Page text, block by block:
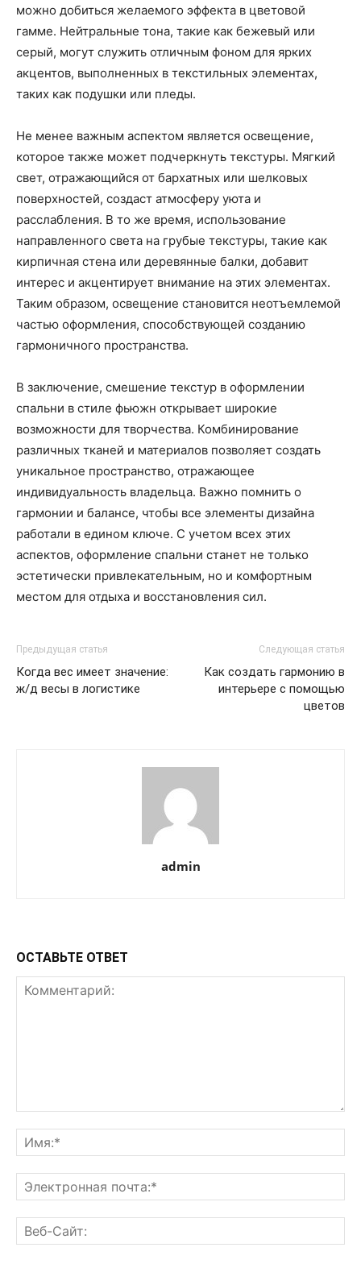
можно добиться желаемого эффекта в цветовой
гамме. Нейтральные тона, такие как бежевый или
серый, могут служить отличным фоном для ярких
акцентов, выполненных в текстильных элементах,
таких как подушки или пледы.
Не менее важным аспектом является освещение,
которое также может подчеркнуть текстуры. Мягкий
свет, отражающийся от бархатных или шелковых
поверхностей, создаст атмосферу уюта и
расслабления. В то же время, использование
направленного света на грубые текстуры, такие как
кирпичная стена или деревянные балки, добавит
интерес и акцентирует внимание на этих элементах.
Таким образом, освещение становится неотъемлемой
частью оформления, способствующей созданию
гармоничного пространства.
В заключение, смешение текстур в оформлении
спальни в стиле фьюжн открывает широкие
возможности для творчества. Комбинирование
различных тканей и материалов позволяет создать
уникальное пространство, отражающее
индивидуальность владельца. Важно помнить о
гармонии и балансе, чтобы все элементы дизайна
работали в едином ключе. С учетом всех этих
аспектов, оформление спальни станет не только
эстетически привлекательным, но и комфортным
местом для отдыха и восстановления сил.
Предыдущая статья
Когда вес имеет значение:
ж/д весы в логистике
Следующая статья
Как создать гармонию в
интерьере с помощью
цветов
admin
ОСТАВЬТЕ ОТВЕТ